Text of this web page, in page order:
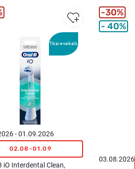
Tikai e-veikalā
- 01.09.2026
02.08-01.09
iO Interdental Clean,
03.08.2026
30%
40%